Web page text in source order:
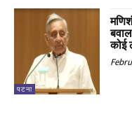
पटना
कोई